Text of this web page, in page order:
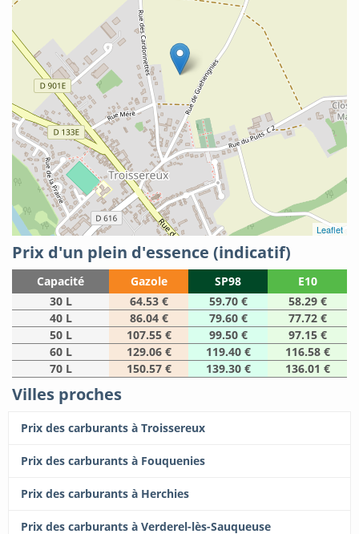
Leaflet
Prix d'un plein d'essence (indicatif)
Capacité Gazole SP98
E10
30 L
64.53 € 59.70 €
58.29 €
40 L
86.04 € 79.60 €
77.72 €
50 L
107.55 € 99.50 €
97.15 €
60 L
129.06 € 119.40 €
116.58 €
70 L
150.57 € 139.30 € 136.01 €
Villes proches
Prix des carburants à Troissereux
Prix des carburants à Fouquenies
Prix des carburants à Herchies
Prix des carburants à Verderel-lès-Sauqueuse